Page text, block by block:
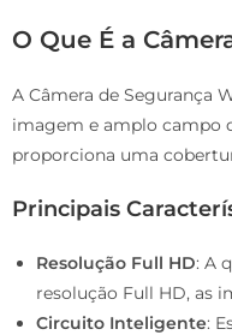
O Que É a
A Câmera de Segurança
imagem e amplo campo
proporciona uma
Principais
Resolução Full HD: A
resolução Full HD, as
Circuito Inteligente: